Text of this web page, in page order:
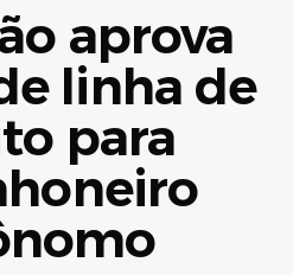
aprova
linha de
para